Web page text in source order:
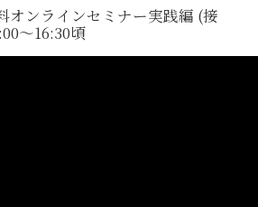
オンラインセミナー実践編 (接
〜16:30頃